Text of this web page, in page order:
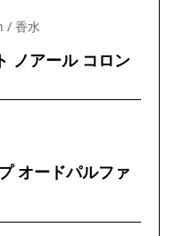
/ 香水
ノアール コロン
オードパルファ